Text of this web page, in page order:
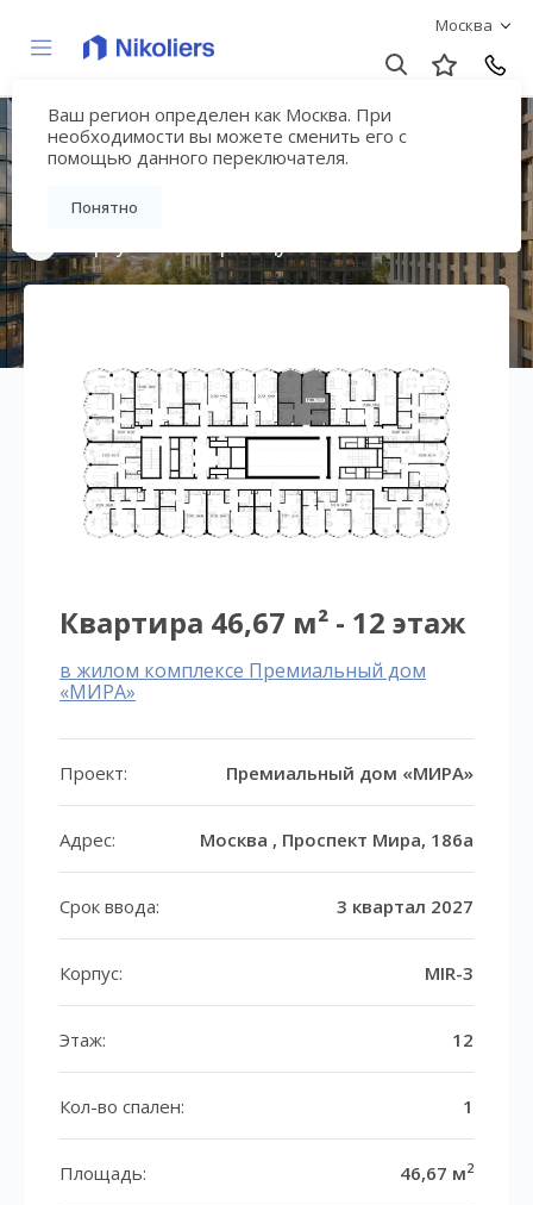
Москва
Ваш регион определен как Москва. При
необходимости вы можете сменить его с
помощью данного переключателя.
Понятно
Премиальный дом
«МИРА»
Квартира 46,67 м² - 12 этаж
в жилом комплексе Премиальный дом
«МИРА»
Проект: Премиальный дом «МИРА»
Адрес: Москва , Проспект Мира, 186а
Срок ввода: 3 квартал 2027
Корпус: MIR-3
Этаж: 12
Кол-во спален: 1
Площадь: 46,67 м2